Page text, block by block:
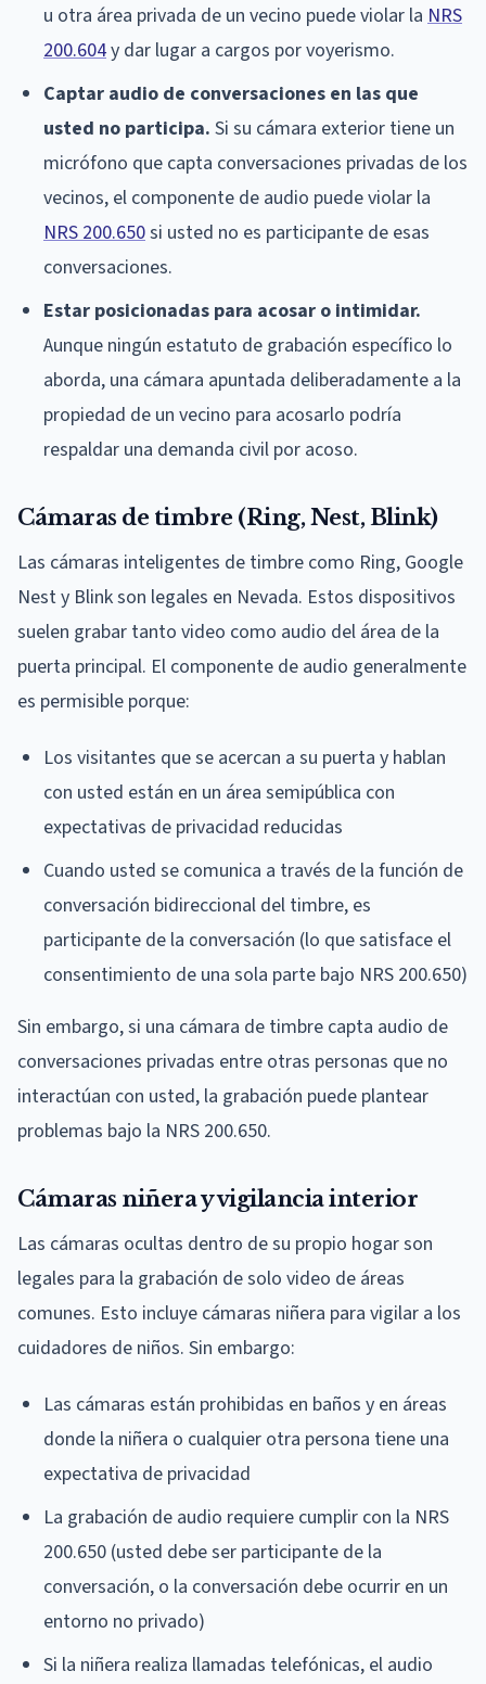
u otra área privada de un vecino puede violar la NRS
200.604y dar lugar a cargos por voyerismo.
Captar audio de conversaciones en las que
usted no participa. Si su cámara exterior tiene un
micrófono que capta conversaciones privadas de los
vecinos, el componente de audio puede violar la
NRS 200.650si usted no es participante de esas
conversaciones.
Estar posicionadas para acosar o intimidar.
Aunque ningún estatuto de grabación específico lo
aborda, una cámara apuntada deliberadamente a la
propiedad de un vecino para acosarlo podría
respaldar una demanda civil por acoso.
Cámaras de timbre (Ring, Nest, Blink)
Las cámaras inteligentes de timbre como Ring, Google
Nest y Blink son legales en Nevada. Estos dispositivos
suelen grabar tanto video como audio del área de la
puerta principal. El componente de audio generalmente
es permisible porque:
Los visitantes que se acercan a su puerta y hablan
con usted están en un área semipública con
expectativas de privacidad reducidas
Cuando usted se comunica a través de la función de
conversación bidireccional del timbre, es
participante de la conversación (lo que satisface el
consentimiento de una sola parte bajo NRS 200.650)
Sin embargo, si una cámara de timbre capta audio de
conversaciones privadas entre otras personas que no
interactúan con usted, la grabación puede plantear
problemas bajo la NRS 200.650.
Cámaras niñera y vigilancia interior
Las cámaras ocultas dentro de su propio hogar son
legales para la grabación de solo video de áreas
comunes. Esto incluye cámaras niñera para vigilar a los
cuidadores de niños. Sin embargo:
Las cámaras están prohibidas en baños y en áreas
donde la niñera o cualquier otra persona tiene una
expectativa de privacidad
La grabación de audio requiere cumplir con la NRS
200.650 (usted debe ser participante de la
conversación, o la conversación debe ocurrir en un
entorno no privado)
Si la niñera realiza llamadas telefónicas, el audio